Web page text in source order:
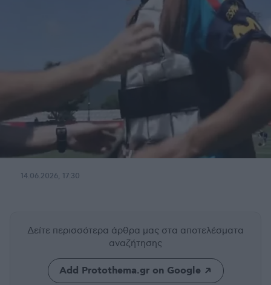
14.06.2026, 17:30
Δείτε περισσότερα άρθρα μας στα αποτελέσματα
αναζήτησης
Add Protothema.gr on Google